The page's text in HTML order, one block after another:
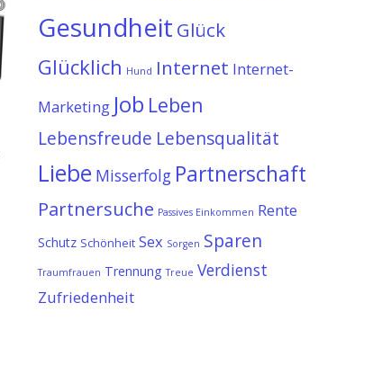
Gesundheit Glück
Glücklich Hund Internet Internet-
Marketing Job Leben
Lebensfreude Lebensqualität
Liebe Misserfolg Partnerschaft
Partnersuche Passives Einkommen Rente
Schutz Schönheit Sex Sorgen Sparen
Traumfrauen Trennung Treue Verdienst
Zufriedenheit